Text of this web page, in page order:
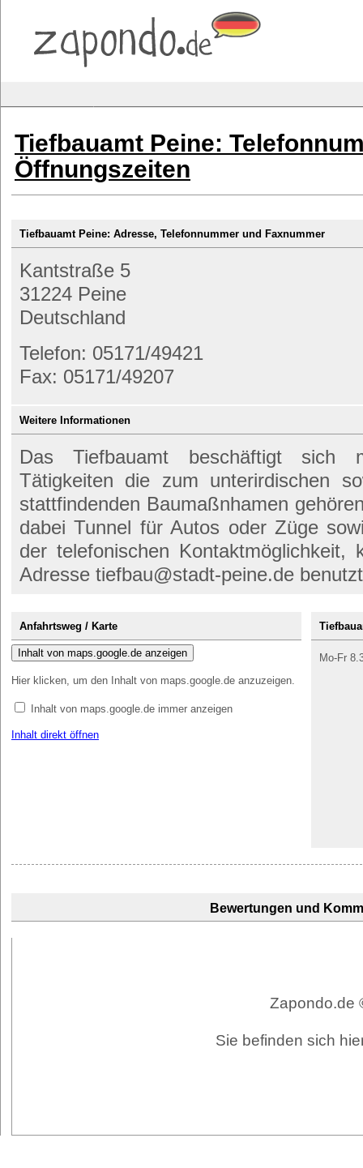
Tiefbauamt Peine:
Öffnungszeiten
Tiefbauamt Peine: Adresse, Telefonnummer und Faxnummer
Kantstraße 5
31224 Peine
Deutschland
Telefon: 05171/49421
Fax: 05171/49207
Weitere Informationen
Das Tiefbauamt beschäftigt sich
Tätigkeiten die zum unterirdischen
stattfindenden Baumaßnhamen
dabei Tunnel für Autos oder Züge
der telefonischen Kontaktmöglichkeit,
Adresse tiefbau@stadt-peine.de
Anfahrtsweg / Karte
Inhalt von maps.google.de anzeigen
Hier klicken, um den Inhalt von maps.google.de anzuzeigen.
Inhalt von maps.google.de immer anzeigen
Inhalt direkt öffnen
Mo-Fr
Bewertungen und
Zapondo.de
Sie befinden sich